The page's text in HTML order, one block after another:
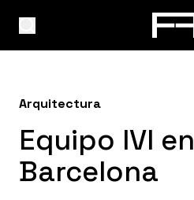
Arquitectura
Equipo IVI en
Barcelona